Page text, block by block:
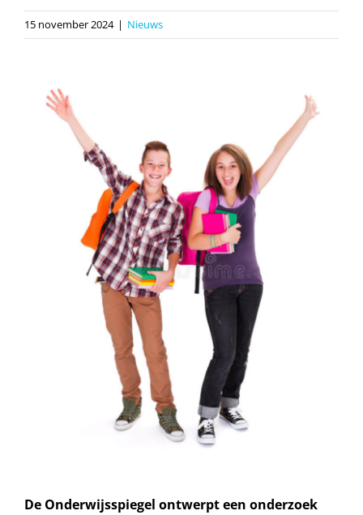
15 november 2024 | Nieuws
grotere
afbeelding
De Onderwijsspiegel ontwerpt een onderzoek